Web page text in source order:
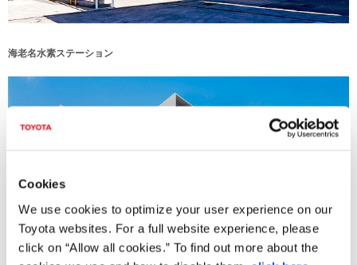
Cookies
We use cookies to optimize your user experience on our
Toyota websites. For a full website experience, please
click on “Allow all cookies.” To find out more about the
海老名水素ステーション